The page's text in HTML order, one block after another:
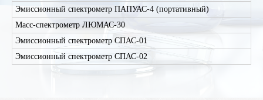
Эмиссионный спектрометр ПАПУАС-4 (портативный)
Масс-спектрометр ЛЮМАС-30
Эмиссионный спектрометр СПАС-01
Эмиссионный спектрометр СПАС-02